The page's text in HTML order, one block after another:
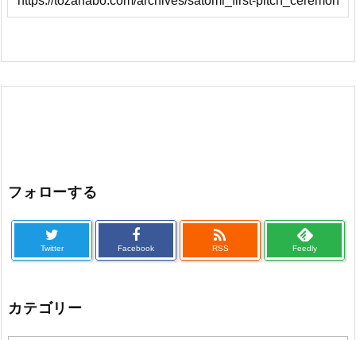
フォローする
Twitter Facebook

RSS Feedly
カテゴリー